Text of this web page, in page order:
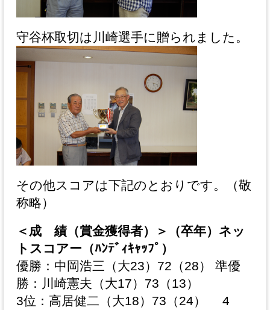
守谷杯取切は川崎選手に贈られました。
その他スコアは下記のとおりです。（敬
称略）
＜成 績（賞金獲得者）＞（卒年）ネッ
トスコアー（ﾊﾝﾃﾞｨｷｬｯﾌﾟ）
優勝：中岡浩三（大23）72（28） 準優
勝：川崎憲夫（大17）73（13）
3位：高居健二（大18）73（24） 4